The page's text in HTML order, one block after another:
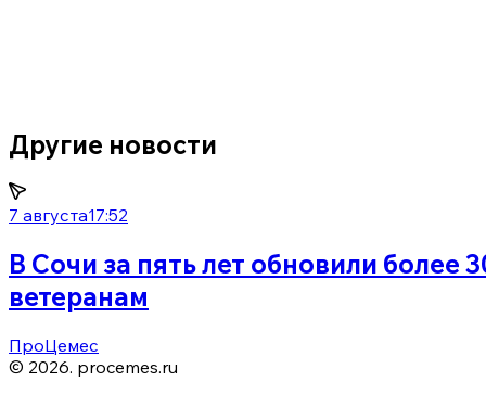
Другие новости
7 августа17:52
В Сочи за пять лет обновили более
ветеранам
ПроЦемес
© 2026. procemes.ru